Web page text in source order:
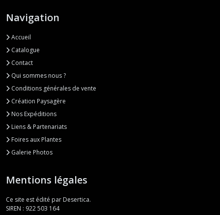
Kalanchoe
Mesembs
(21)
Orostachys
(1)
Navigation
Accueil
Catalogue
Contact
Qui sommes nous ?
Conditions générales de vente
Création Paysagère
Nos Expéditions
Liens & Partenariats
Foires aux Plantes
Galerie Photos
Mentions légales
Ce site est édité par Desertica.
SIREN : 922 503 164